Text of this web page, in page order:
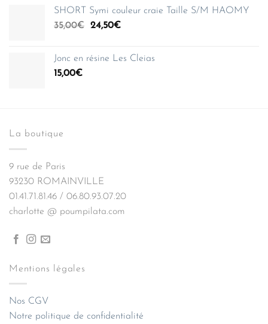
SHORT Symi couleur craie Taille S/M HAOMY
35,00€
Le
était :
24,50€Le
est :
Jonc en résine Les Cleias
15,00€
La boutique
9 rue de Paris
93230 ROMAINVILLE
01.41.71.81.46 / 06.80.93.07.20
charlotte @ poumpilata.com
Mentions légales
Nos CGV
Notre politique de confidentialité